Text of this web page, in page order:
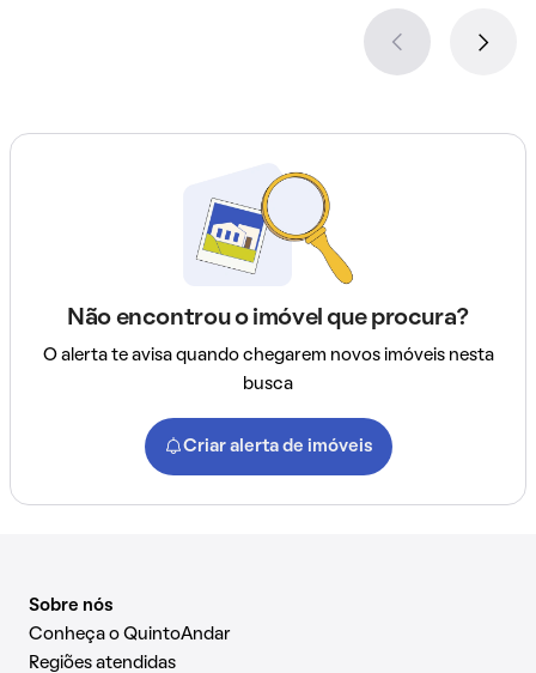
Não encontrou o imóvel que procura?
O alerta te avisa quando chegarem novos imóveis nesta
busca
Criar alerta de imóveis
Sobre nós
Conheça o QuintoAndar
Regiões atendidas